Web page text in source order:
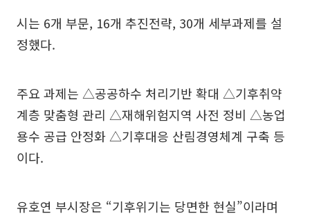
시는 6개 부문, 16개 추진전략, 30개 세부과제를 설
정했다.
주요 과제는 △공공하수 처리기반 확대 △기후취약
계층 맞춤형 관리 △재해위험지역 사전 정비 △농업
용수 공급 안정화 △기후대응 산림경영체계 구축 등
이다.
유호연 부시장은 “기후위기는 당면한 현실”이라며